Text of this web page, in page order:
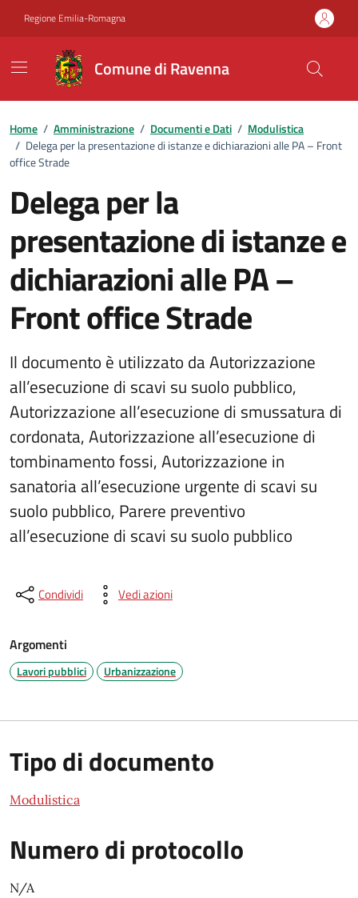
Regione Emilia-Romagna
Comune di Ravenna
Home / Amministrazione / Documenti e Dati / Modulistica
/ Delega per la presentazione di istanze e dichiarazioni alle PA – Front
office Strade
Delega per la
presentazione di istanze e
dichiarazioni alle PA –
Front office Strade
Il documento è utilizzato da Autorizzazione
all’esecuzione di scavi su suolo pubblico,
Autorizzazione all’esecuzione di smussatura di
cordonata, Autorizzazione all’esecuzione di
tombinamento fossi, Autorizzazione in
sanatoria all’esecuzione urgente di scavi su
suolo pubblico, Parere preventivo
all’esecuzione di scavi su suolo pubblico
Condividi Vedi azioni
Argomenti
Lavori pubblici Urbanizzazione
Tipo di documento
Modulistica
Numero di protocollo
N/A